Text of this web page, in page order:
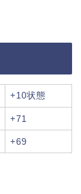
+10状態
+71
+69